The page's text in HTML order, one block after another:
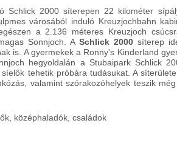
Schlick 2000 síterepen 22 kilométer
városából induló Kreuzjochbahn
a 2.136 méteres Kreuzjoch
Sonnjoch. A Schlick 2000 síterep
is. A gyermekek a Ronny's Kinderland
hegyoldalán a Stubaipark Schlick
tehetik próbára tudásukat. A
valamint szórakozóhelyek teszik
középhaladók, családok